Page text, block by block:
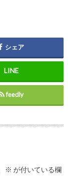
シェア
feedly
※ が付いている欄